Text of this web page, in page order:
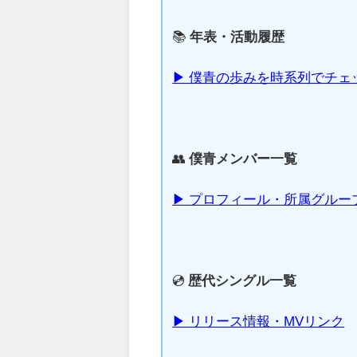
📚年表・活動履歴
▶ 僕青の歩みを時系列でチェ
👥僕青メンバー一覧
▶ プロフィール・所属グルー
💿 歴代シングル一覧
▶ リリース情報・MVリンク